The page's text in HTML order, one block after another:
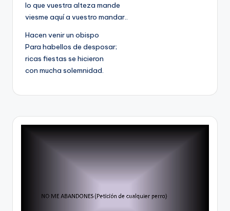
lo que vuestra alteza mande
viesme aquí a vuestro mandar..
Hacen venir un obispo
Para habellos de desposar;
ricas fiestas se hicieron
con mucha solemnidad.